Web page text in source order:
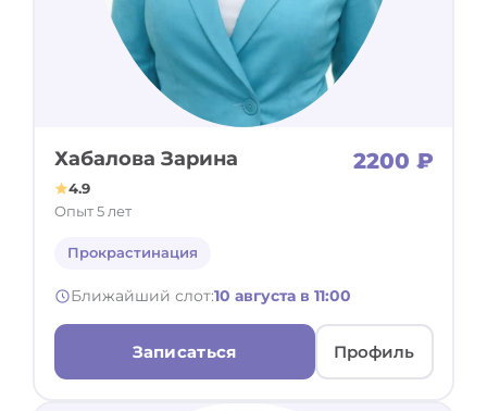
Хабалова Зарина 2200 ₽
4.9
Опыт 5 лет
Прокрастинация
Ближайший слот:10 августа в 11:00
Записаться Профиль